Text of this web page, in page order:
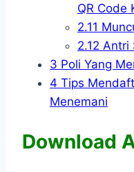
QR Code
2.11
2.12 Antri
3 Poli Yang
4 Tips
Menemani
Download